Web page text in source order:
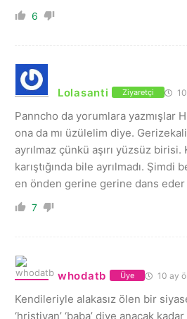
6
Lolasanti Ziyaretçi
Panncho da yorumlara yazmışlar
ona da mı üzülelim diye.
ayrılmaz çünkü aşırı yüzsüz
karıştığında bile ayrılmadı.
en önden gerine gerine dans eder
7
whodatb Üye 10 ay
Kendileriyle alakasız ölen bir
‘hristiyan’ ‘baba’ diye anacak